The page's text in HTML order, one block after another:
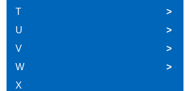
T
>
U
>
V
>
W
>
X